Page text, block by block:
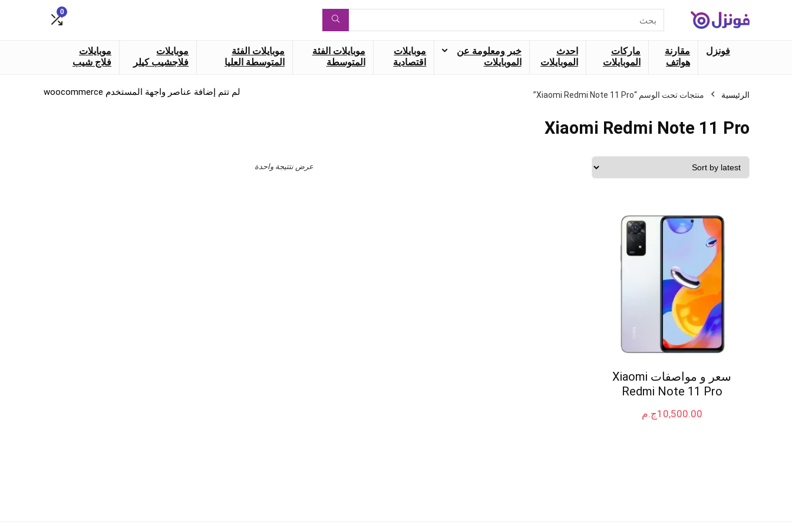
عن:
0
فونزل
مقارنة
هواتف
ماركات
الموبايلات
احدث
الموبايلات
خبر ومعلومة عن
الموبايلات
موبايلات
اقتصادية
موبايلات الفئة
المتوسطة
موبايلات الفئة
المتوسطة العليا
موبايلات
فلاجشيب كيلر
موبايلات
فلاج شيب
الرئيسية منتجات تحت الوسم “Xiaomi Redmi Note 11 Pro”
Xiaomi Redmi Note 11 Pro
عرض نتتيجة واحدة
سعر و مواصفات Xiaomi
Redmi Note 11 Pro
ج.م10,500.00
لم تتم إضافة عناصر واجهة المستخدم woocommerce